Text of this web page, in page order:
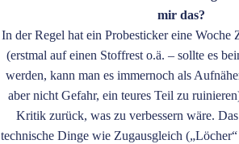
mir das?
In der Regel hat ein Probesticker eine Woche
(erstmal auf einen Stoffrest o.ä. – sollte es
werden, kann man es immernoch als
aber nicht Gefahr, ein teures Teil zu
Kritik zurück, was zu verbessern wäre.
technische Dinge wie Zugausgleich